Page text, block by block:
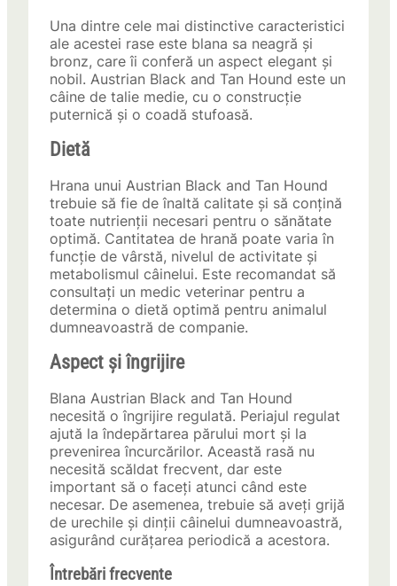
Una dintre cele mai distinctive caracteristici
ale acestei rase este blana sa neagră și
bronz, care îi conferă un aspect elegant și
nobil. Austrian Black and Tan Hound este un
câine de talie medie, cu o construcție
puternică și o coadă stufoasă.
Dietă
Hrana unui Austrian Black and Tan Hound
trebuie să fie de înaltă calitate și să conțină
toate nutrienții necesari pentru o sănătate
optimă. Cantitatea de hrană poate varia în
funcție de vârstă, nivelul de activitate și
metabolismul câinelui. Este recomandat să
consultați un medic veterinar pentru a
determina o dietă optimă pentru animalul
dumneavoastră de companie.
Aspect și îngrijire
Blana Austrian Black and Tan Hound
necesită o îngrijire regulată. Periajul regulat
ajută la îndepărtarea părului mort și la
prevenirea încurcărilor. Această rasă nu
necesită scăldat frecvent, dar este
important să o faceți atunci când este
necesar. De asemenea, trebuie să aveți grijă
de urechile și dinții câinelui dumneavoastră,
asigurând curățarea periodică a acestora.
Întrebări frecvente